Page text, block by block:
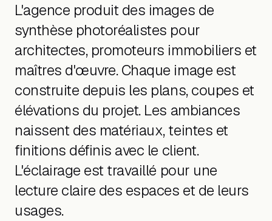
L'agence produit des images de
synthèse photoréalistes pour
architectes, promoteurs immobiliers et
maîtres d'œuvre. Chaque image est
construite depuis les plans, coupes et
élévations du projet. Les ambiances
naissent des matériaux, teintes et
finitions définis avec le client.
L'éclairage est travaillé pour une
lecture claire des espaces et de leurs
usages.